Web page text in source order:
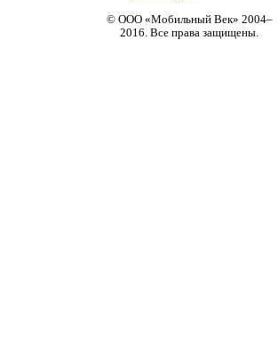
© ООО «Мобильный Век» 2004–
2016. Все права защищены.